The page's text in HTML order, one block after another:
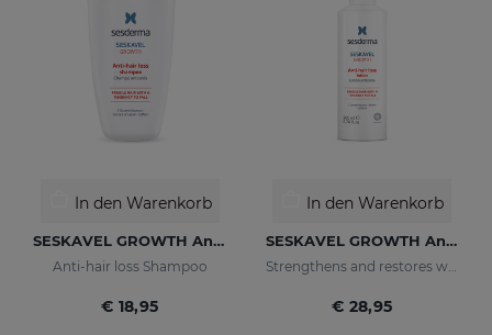
In den Warenkorb
SESKAVEL GROWTH Anti-Hair Loss Shampoo
Anti-hair loss Shampoo
€ 18,95
In den Warenkorb
SESKAVEL GROWTH Anti-Haarausfall-Lotion
Strengthens and restores weaker hair by activating its growth
€ 28,95